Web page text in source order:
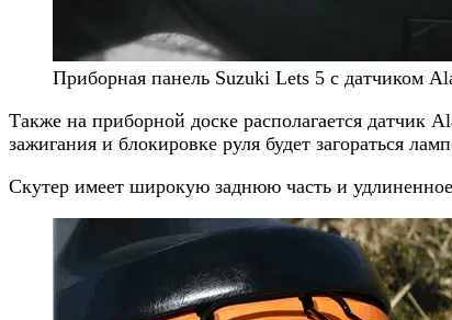
Приборная панель Suzuki Lets 5 с датчиком
Также на приборной доске располагается
зажигания и блокировке руля будет загораться
Скутер имеет широкую заднюю часть и удлиненное